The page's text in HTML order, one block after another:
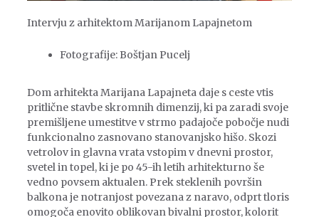
Intervju z arhitektom Marijanom Lapajnetom
Fotografije: Boštjan Pucelj
Dom arhitekta Marijana Lapajneta daje s ceste vtis
pritlične stavbe skromnih dimenzij, ki pa zaradi svoje
premišljene umestitve v strmo padajoče pobočje nudi
funkcionalno zasnovano stanovanjsko hišo. Skozi
vetrolov in glavna vrata vstopim v dnevni prostor,
svetel in topel, ki je po 45-ih letih arhitekturno še
vedno povsem aktualen. Prek steklenih površin
balkona je notranjost povezana z naravo, odprt tloris
omogoča enovito oblikovan bivalni prostor, kolorit